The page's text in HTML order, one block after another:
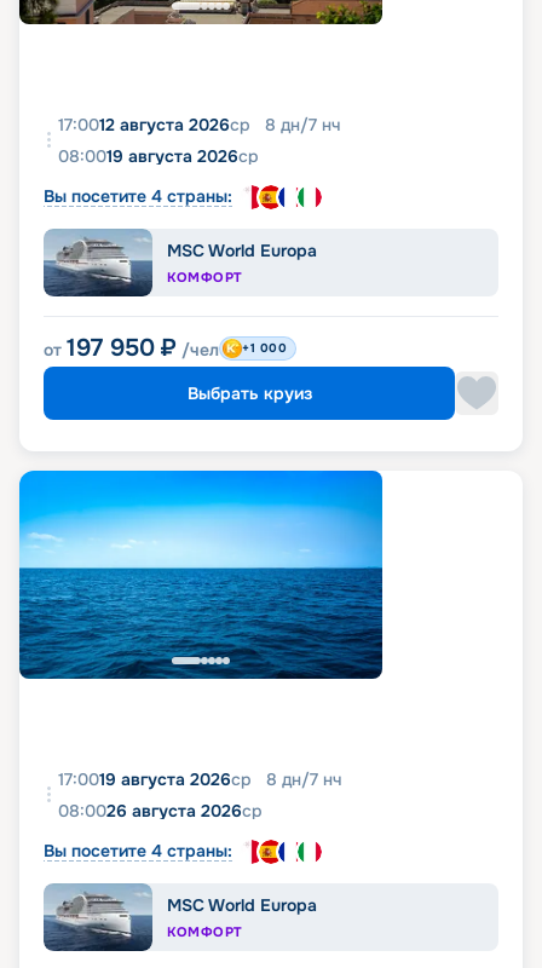
17:0012 августа 2026ср 8 дн/7 нч
08:0019 августа 2026ср
Вы посетите 4 страны:
MSC World Europa
КОМФОРТ
от 197 950 ₽ /чел +1 000
Выбрать круиз
17:0019 августа 2026ср 8 дн/7 нч
08:0026 августа 2026ср
Вы посетите 4 страны:
MSC World Europa
КОМФОРТ